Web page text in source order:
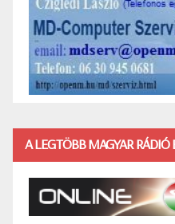
A LEGTÖBB MAGYAR RÁDIÓ